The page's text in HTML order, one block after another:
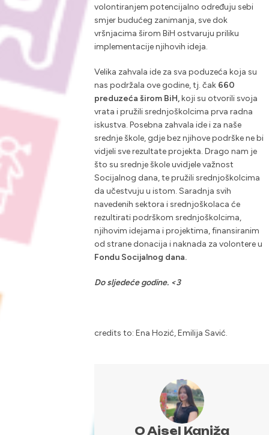
volontiranjem potencijalno određuju sebi
smjer budućeg zanimanja, sve dok
vršnjacima širom BiH ostvaruju priliku
implementacije njihovih ideja.
Velika zahvala ide za sva poduzeća koja su
nas podržala ove godine, tj. čak 660
preduzeća širom BiH,koji su otvorili svoja
vrata i pružili srednjoškolcima prva radna
iskustva. Posebna zahvala ide i za naše
srednje škole, gdje bez njihove podrške ne bi
vidjeli sve rezultate projekta. Drago nam je
što su srednje škole uvidjele važnost
Socijalnog dana, te pružili srednjoškolcima
da učestvuju u istom. Saradnja svih
navedenih sektora i srednjoškolaca će
rezultirati podrškom srednjoškolcima,
njihovim idejama i projektima, finansiranim
od strane donacija i naknada za volontere u
Fondu Socijalnog dana.
Do sljedeće godine. <3
credits to: Ena Hozić, Emilija Savić.
O Ajsel Kaniža